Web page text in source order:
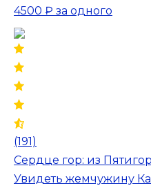
4500 ₽ за одного
(191)
Сердце гор: из
Увидеть жемчужину